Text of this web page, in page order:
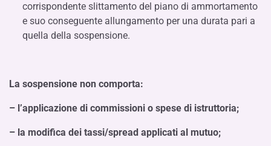
corrispondente slittamento del piano di ammortamento
e suo conseguente allungamento per una durata pari a
quella della sospensione.
La sospensione non comporta:
– l’applicazione di commissioni o spese di istruttoria;
– la modifica dei tassi/spread applicati al mutuo;